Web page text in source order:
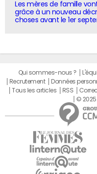
Les mères de famille
grâce à un nouveau
choses avant le 1er
Qui sommes-nous ?
Recrutement
Données
Tous les articles
RSS
©